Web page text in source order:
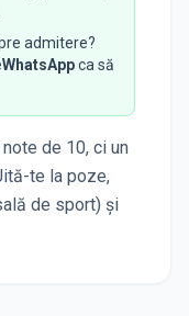
admitere?
WhatsAppca să
de 10, ci un
te la poze,
de sport) și